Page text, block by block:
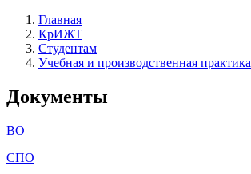
Главная
КрИЖТ
Студентам
Учебная и производственная практика
Документы
ВО
СПО